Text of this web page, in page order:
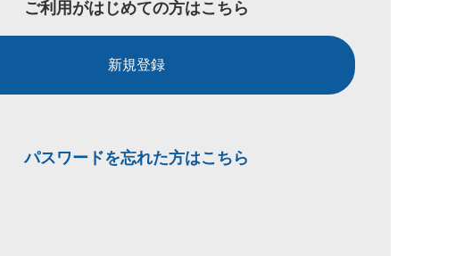
ご利用がはじめての方はこちら
新規登録
パスワードを忘れた方はこちら